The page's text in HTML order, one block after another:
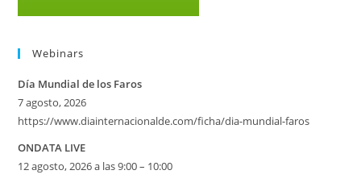
Webinars
Día Mundial de los Faros
7 agosto, 2026
https://www.diainternacionalde.com/ficha/dia-mundial-faros
ONDATA LIVE
12 agosto, 2026 a las 9:00 – 10:00